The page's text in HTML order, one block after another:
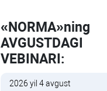
«NORMA»ning
AVGUSTDAGI
VEBINARI:
2026 yil 4 avgust